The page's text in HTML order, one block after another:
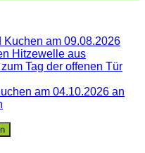
Kuchen am 09.08.2026
Hitzewelle aus
Tag der offenen Tür
am 04.10.2026 an